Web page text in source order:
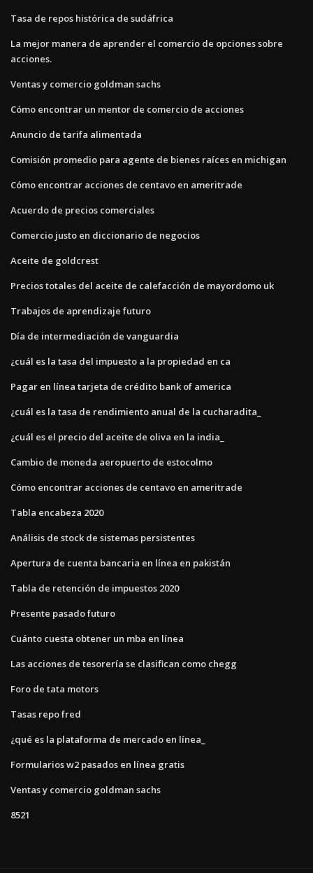
Tasa de repos histórica de sudáfrica
La mejor manera de aprender el comercio de opciones sobre
acciones.
Ventas y comercio goldman sachs
Cómo encontrar un mentor de comercio de acciones
Anuncio de tarifa alimentada
Comisión promedio para agente de bienes raíces en michigan
Cómo encontrar acciones de centavo en ameritrade
Acuerdo de precios comerciales
Comercio justo en diccionario de negocios
Aceite de goldcrest
Precios totales del aceite de calefacción de mayordomo uk
Trabajos de aprendizaje futuro
Día de intermediación de vanguardia
¿cuál es la tasa del impuesto a la propiedad en ca
Pagar en línea tarjeta de crédito bank of america
¿cuál es la tasa de rendimiento anual de la cucharadita_
¿cuál es el precio del aceite de oliva en la india_
Cambio de moneda aeropuerto de estocolmo
Cómo encontrar acciones de centavo en ameritrade
Tabla encabeza 2020
Análisis de stock de sistemas persistentes
Apertura de cuenta bancaria en línea en pakistán
Tabla de retención de impuestos 2020
Presente pasado futuro
Cuánto cuesta obtener un mba en línea
Las acciones de tesorería se clasifican como chegg
Foro de tata motors
Tasas repo fred
¿qué es la plataforma de mercado en línea_
Formularios w2 pasados ​​en línea gratis
Ventas y comercio goldman sachs
8521